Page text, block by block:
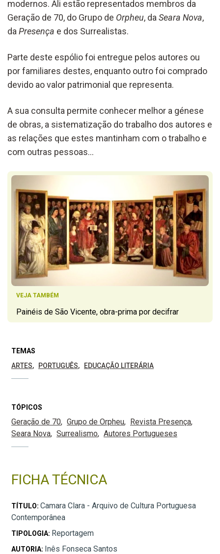
modernos. Ali estão representados membros da
Geração de 70, do Grupo de Orpheu, da Seara Nova,
da Presença e dos Surrealistas.
Parte deste espólio foi entregue pelos autores ou
por familiares destes, enquanto outro foi comprado
devido ao valor patrimonial que representa.
A sua consulta permite conhecer melhor a génese
de obras, a sistematização do trabalho dos autores e
as relações que estes mantinham com o trabalho e
com outras pessoas…
VEJA TAMBÉM
Painéis de São Vicente, obra-prima por decifrar
TEMAS
ARTES
PORTUGUÊS EDUCAÇÃO LITERÁRIA
TÓPICOS
Geração de 70 Grupo de Orpheu
Revista Presença
Seara Nova
Surrealismo Autores Portugueses
FICHA TÉCNICA
TÍTULO: Camara Clara - Arquivo de Cultura Portuguesa
Contemporânea
TIPOLOGIA: Reportagem
AUTORIA: Inês Fonseca Santos